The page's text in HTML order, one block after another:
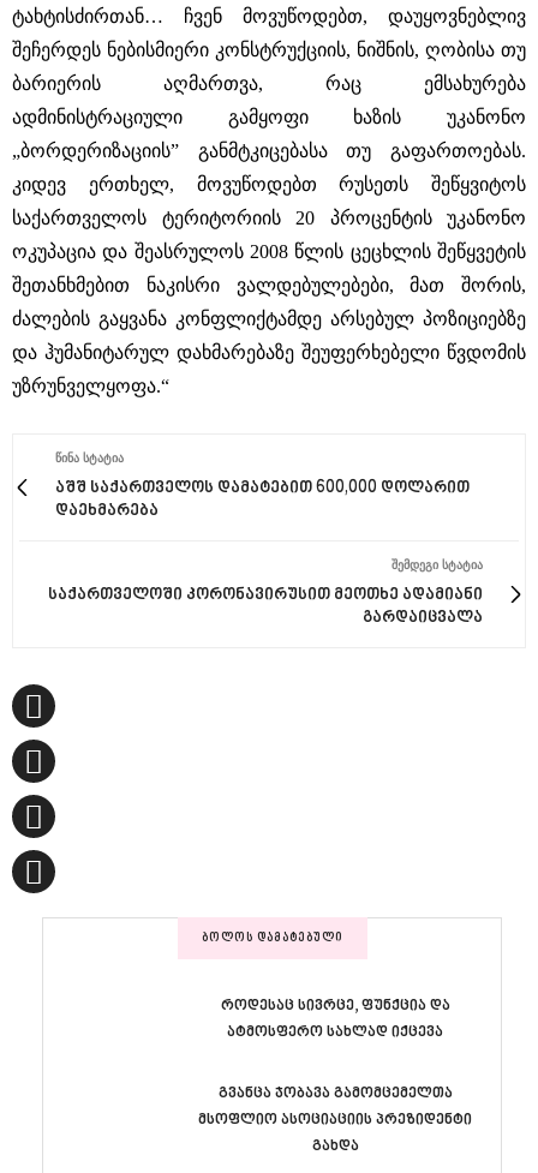
ტახტისძირთან… ჩვენ მოვუწოდებთ, დაუყოვნებლივ
შეჩერდეს ნებისმიერი კონსტრუქციის, ნიშნის, ღობისა თუ
ბარიერის აღმართვა, რაც ემსახურება
ადმინისტრაციული გამყოფი ხაზის უკანონო
„ბორდერიზაციის” განმტკიცებასა თუ გაფართოებას.
კიდევ ერთხელ, მოვუწოდებთ რუსეთს შეწყვიტოს
საქართველოს ტერიტორიის 20 პროცენტის უკანონო
ოკუპაცია და შეასრულოს 2008 წლის ცეცხლის შეწყვეტის
შეთანხმებით ნაკისრი ვალდებულებები, მათ შორის,
ძალების გაყვანა კონფლიქტამდე არსებულ პოზიციებზე
და ჰუმანიტარულ დახმარებაზე შეუფერხებელი წვდომის
უზრუნველყოფა.“
ᲬᲘᲜᲐ ᲡᲢᲐᲢᲘᲐ
აშშ საქართველოს დამატებით 600,000 დოლარით
დაეხმარება
ᲨᲔᲛᲓᲔᲒᲘ ᲡᲢᲐᲢᲘᲐ
საქართველოში კორონავირუსით მეოთხე ადამიანი
გარდაიცვალა
ᲑᲝᲚᲝᲡ ᲓᲐᲛᲐᲢᲔᲑᲣᲚᲘ
როდესაც სივრცე, ფუნქცია და
ატმოსფერო სახლად იქცევა
გვანცა ჯობავა გამომცემელთა
მსოფლიო ასოციაციის პრეზიდენტი
გახდა